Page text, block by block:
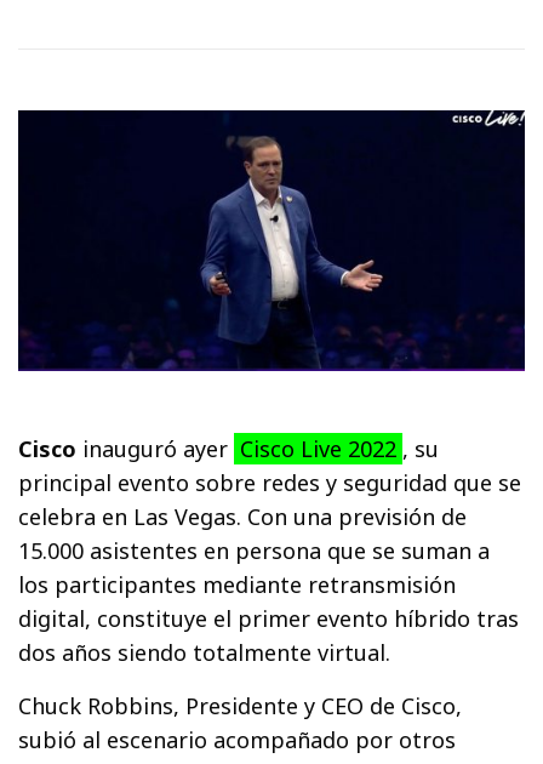
Cisco inauguró ayer Cisco Live 2022 , su
principal evento sobre redes y seguridad que se
celebra en Las Vegas. Con una previsión de
15.000 asistentes en persona que se suman a
los participantes mediante retransmisión
digital, constituye el primer evento híbrido tras
dos años siendo totalmente virtual.
Chuck Robbins, Presidente y CEO de Cisco,
subió al escenario acompañado por otros